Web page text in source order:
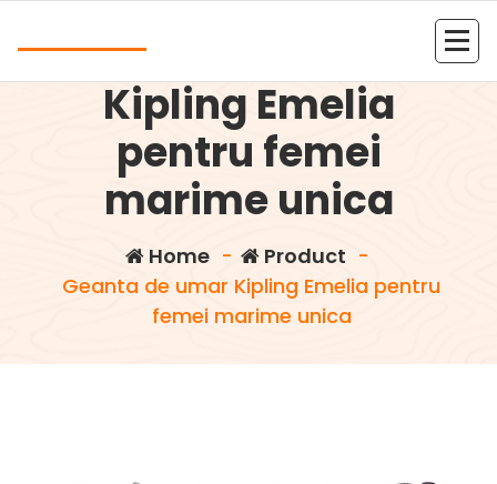
Geanta de umar
Kipling Emelia
pentru femei
marime unica
Home- Product -
Geanta de umar Kipling Emelia pentru
femei marime unica